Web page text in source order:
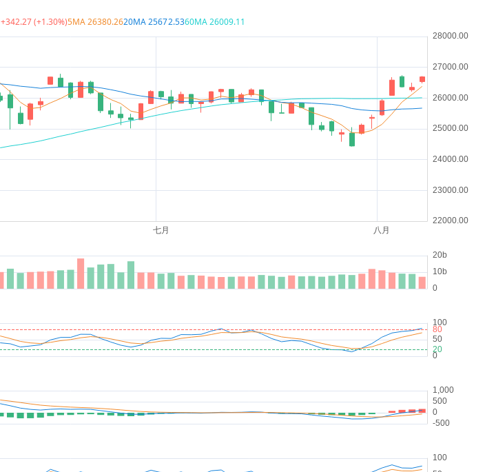
+342.27 (+1.30%)5MA26380.2620MA25672.5360MA26009.11